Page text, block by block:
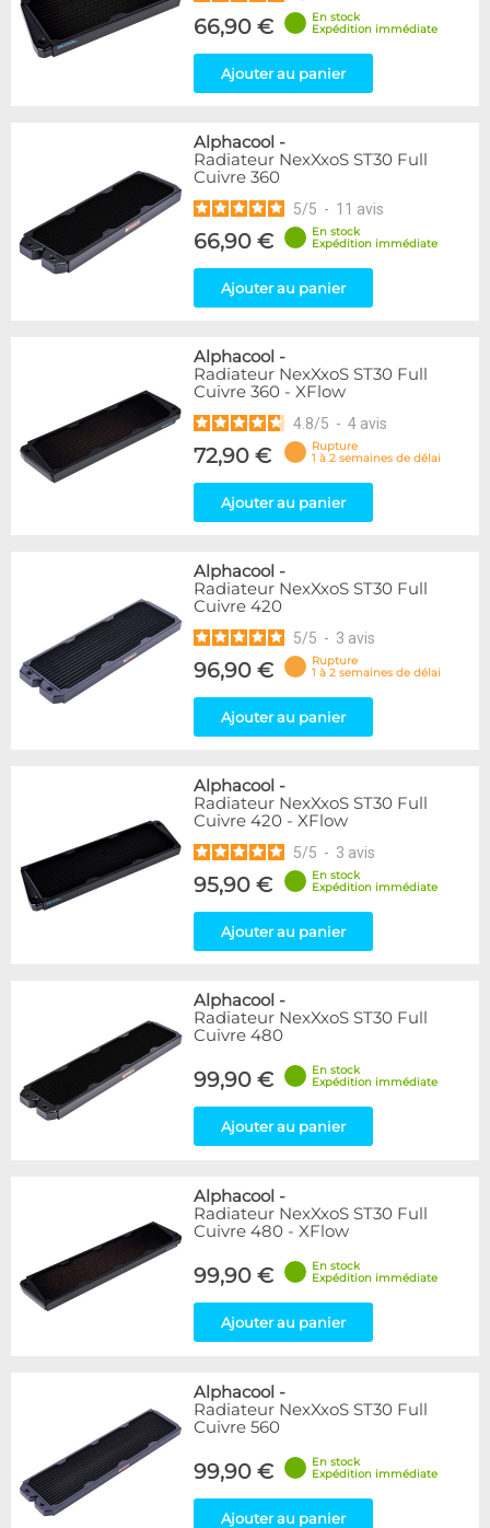
66,90 €
En stock
Expédition immédiate
Ajouter au panier
Alphacool -
Radiateur NexXxoS ST30 Full
Cuivre 360
5/5 - 11 avis
66,90 €
En stock
Expédition immédiate
Ajouter au panier
Alphacool -
Radiateur NexXxoS ST30 Full
Cuivre 360 - XFlow
4.8/5 - 4 avis
72,90 €
Rupture
1 à 2 semaines de délai
Ajouter au panier
Alphacool -
Radiateur NexXxoS ST30 Full
Cuivre 420
5/5 - 3 avis
96,90 €
Rupture
1 à 2 semaines de délai
Ajouter au panier
Alphacool -
Radiateur NexXxoS ST30 Full
Cuivre 420 - XFlow
5/5 - 3 avis
95,90 €
En stock
Expédition immédiate
Ajouter au panier
Alphacool -
Radiateur NexXxoS ST30 Full
Cuivre 480
99,90 €
En stock
Expédition immédiate
Ajouter au panier
Alphacool -
Radiateur NexXxoS ST30 Full
Cuivre 480 - XFlow
99,90 €
En stock
Expédition immédiate
Ajouter au panier
Alphacool -
Radiateur NexXxoS ST30 Full
Cuivre 560
99,90 €
En stock
Expédition immédiate
Ajouter au panier